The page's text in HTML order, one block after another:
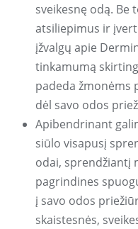
sveikesnę odą. Be
atsiliepimus ir
įžvalgų apie
tinkamumą
padeda
dėl savo odos
Apibendrinant
siūlo visapusį
odai, sprendžiantį
pagrindines
į savo odos
skaistesnės,